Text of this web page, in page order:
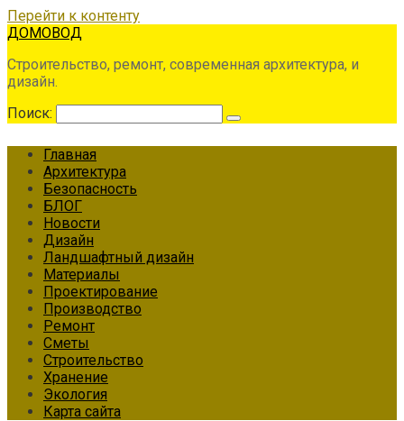
Перейти к контенту
ДОМОВОД
Строительство, ремонт, современная архитектура, и
дизайн.
Поиск:
Главная
Архитектура
Безопасность
БЛОГ
Новости
Дизайн
Ландшафтный дизайн
Материалы
Проектирование
Производство
Ремонт
Сметы
Строительство
Хранение
Экология
Карта сайта